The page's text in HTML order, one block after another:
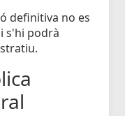
definitiva no es
s'hi podrà